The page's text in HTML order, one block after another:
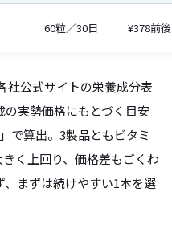
60粒／30日 ¥378前後
公式サイトの栄養成分表
実勢価格にもとづく目安
で算出。3製品ともビタミ
く上回り、価格差もごくわ
まずは続けやすい1本を選